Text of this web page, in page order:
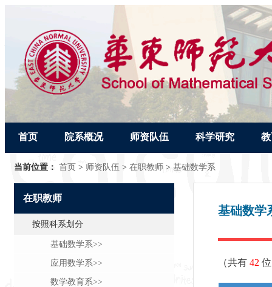
首页 院系概况 师资队伍 科学研究
当前位置： 首页 > 师资队伍 > 在职教师 > 基础数学系
在职教师
按照科系划分
基础数学系>>
应用数学系>>
数学教育系>>
基础数学
（共有 42